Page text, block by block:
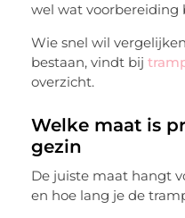
wel wat voorbereiding
Wie snel wil
bestaan, vindt bij
overzicht.
Welke maat is
gezin
De juiste maat hangt
en hoe lang je de